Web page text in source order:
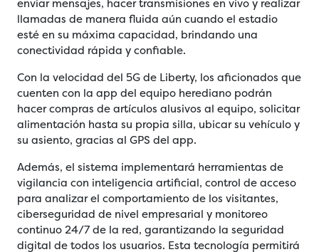
enviar mensajes, hacer transmisiones en vivo y realizar
llamadas de manera fluida aún cuando el estadio
esté en su máxima capacidad, brindando una
conectividad rápida y confiable.
Con la velocidad del 5G de Liberty, los aficionados que
cuenten con la app del equipo herediano podrán
hacer compras de artículos alusivos al equipo, solicitar
alimentación hasta su propia silla, ubicar su vehículo y
su asiento, gracias al GPS del app.
Además, el sistema implementará herramientas de
vigilancia con inteligencia artificial, control de acceso
para analizar el comportamiento de los visitantes,
ciberseguridad de nivel empresarial y monitoreo
continuo 24/7 de la red, garantizando la seguridad
digital de todos los usuarios. Esta tecnología permitirá